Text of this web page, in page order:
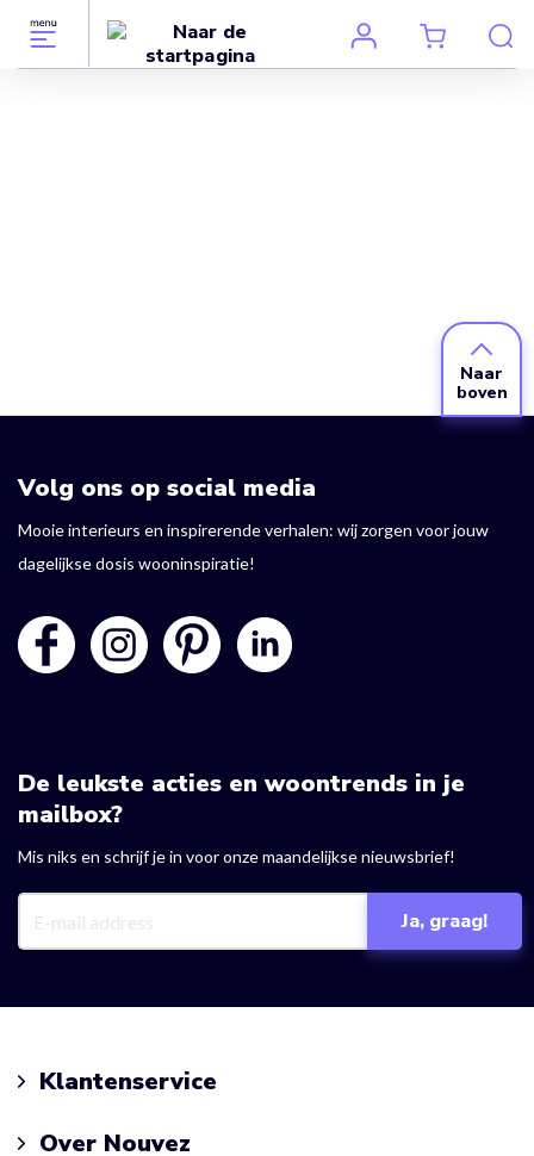
Naar
boven
Volg ons op social media
Mooie interieurs en inspirerende verhalen: wij zorgen voor jouw
dagelijkse dosis wooninspiratie!
De leukste acties en woontrends in je
mailbox?
Mis niks en schrijf je in voor onze maandelijkse nieuwsbrief!
Klantenservice
Over Nouvez